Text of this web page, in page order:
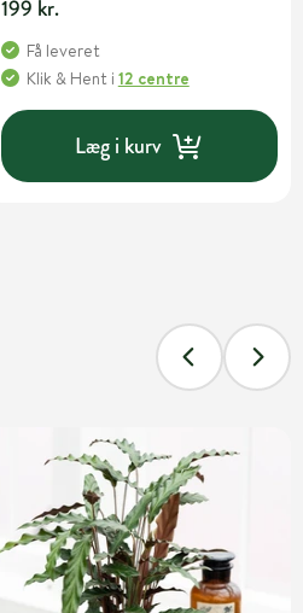
199 kr.
Få leveret
Klik & Hent i 12 centre
Læg i kurv